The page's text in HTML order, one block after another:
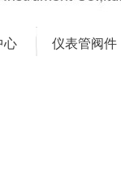
心 仪表管阀件